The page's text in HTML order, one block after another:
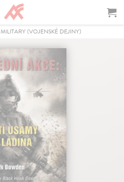
MILITARY (VOJENSKÉ DEJINY)